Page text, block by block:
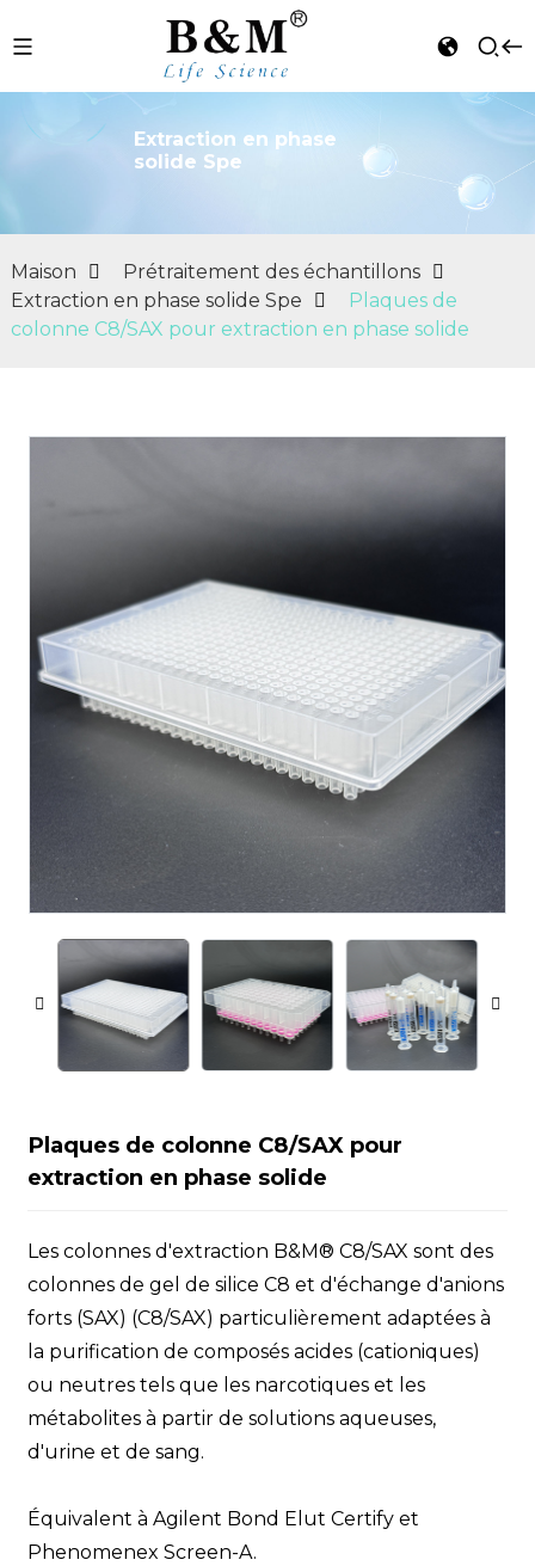
Extraction en phase
solide Spe
Maison
Prétraitement des échantillons
Extraction en phase solide Spe
Plaques de
colonne C8/SAX pour extraction en phase solide
Plaques de colonne C8/SAX pour
extraction en phase solide
Les colonnes d'extraction B&M® C8/SAX sont des
colonnes de gel de silice C8 et d'échange d'anions
forts (SAX) (C8/SAX) particulièrement adaptées à
la purification de composés acides (cationiques)
ou neutres tels que les narcotiques et les
métabolites à partir de solutions aqueuses,
d'urine et de sang.
Équivalent à Agilent Bond Elut Certify et
Phenomenex Screen-A.